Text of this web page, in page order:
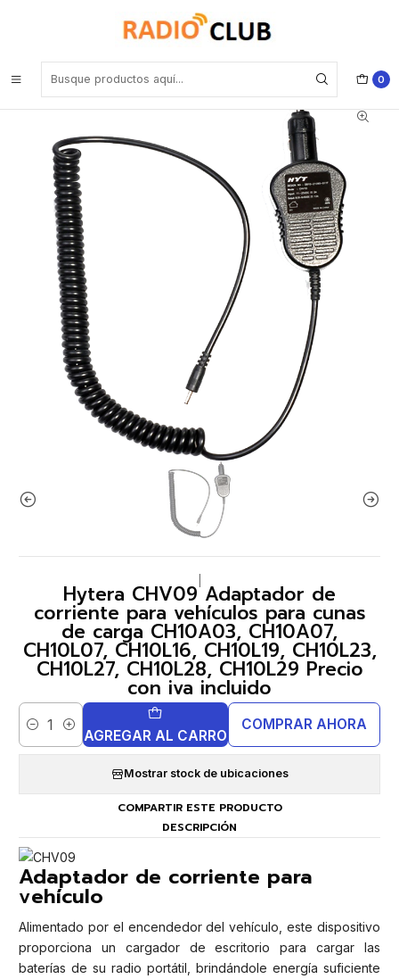
0
Hytera CHV09 Adaptador de corriente para vehículos para cunas
de carga CH10A03, CH10A07, CH10L07, CH10L16, CH10L19,
Hytera CHV09 Adaptador de
corriente para vehículos para cunas
de carga CH10A03, CH10A07,
CH10L07, CH10L16, CH10L19, CH10L23,
CH10L27, CH10L28, CH10L29 Precio
con iva incluido
Cantidad AGREGAR AL CARRO
COMPRAR AHORA
Mostrar stock de ubicaciones
COMPARTIR ESTE PRODUCTO
DESCRIPCIÓN
Adaptador de corriente para
vehículo
Alimentado por el encendedor del vehículo, este dispositivo
proporciona un cargador de escritorio para cargar las
baterías de su radio portátil, brindándole energía suficiente